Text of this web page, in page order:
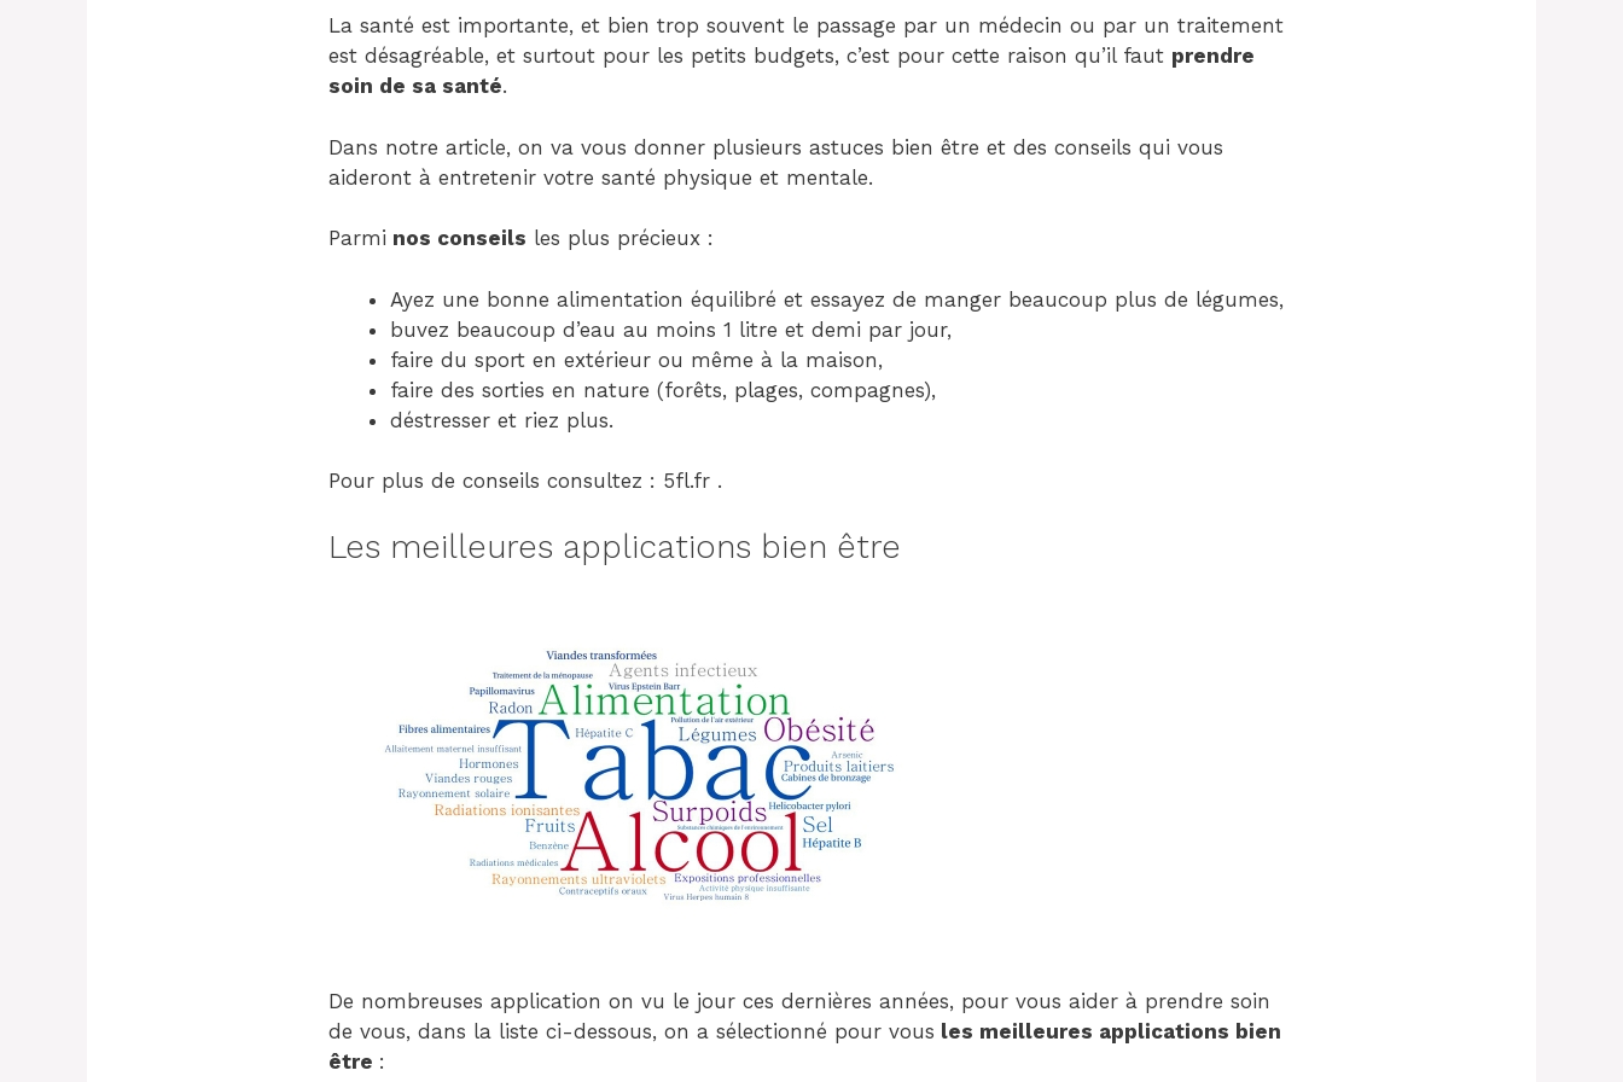
(generatepress_child)
Theme:
GeneratePress
La santé est importante, et bien trop souvent le passage par un médecin ou par un traitement
est désagréable, et surtout pour les petits budgets, c’est pour cette raison qu’il faut prendre
soin de sa santé.
Dans notre article, on va vous donner plusieurs astuces bien être et des conseils qui vous
aideront à entretenir votre santé physique et mentale.
Parmi nos conseils les plus précieux :
Ayez une bonne alimentation équilibré et essayez de manger beaucoup plus de légumes,
buvez beaucoup d’eau au moins 1 litre et demi par jour,
faire du sport en extérieur ou même à la maison,
faire des sorties en nature (forêts, plages, compagnes),
déstresser et riez plus.
Pour plus de conseils consultez : 5fl.fr .
Les meilleures applications bien être
De nombreuses application on vu le jour ces dernières années, pour vous aider à prendre soin
de vous, dans la liste ci-dessous, on a sélectionné pour vous les meilleures applications bien
être :